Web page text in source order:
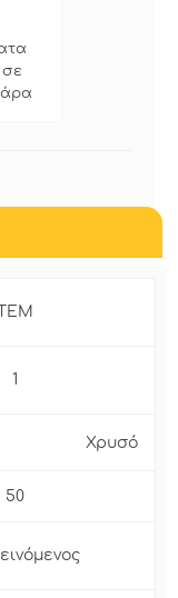
σε
για
ΤΕΜ
1
Χρυσό
50